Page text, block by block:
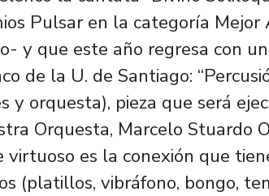
Pulsar en la categoría Mejor
y que este año regresa con
de la U. de Santiago:
y orquesta), pieza que será
Orquesta, Marcelo Stuardo
virtuoso es la conexión que
(platillos, vibráfono, bongo,